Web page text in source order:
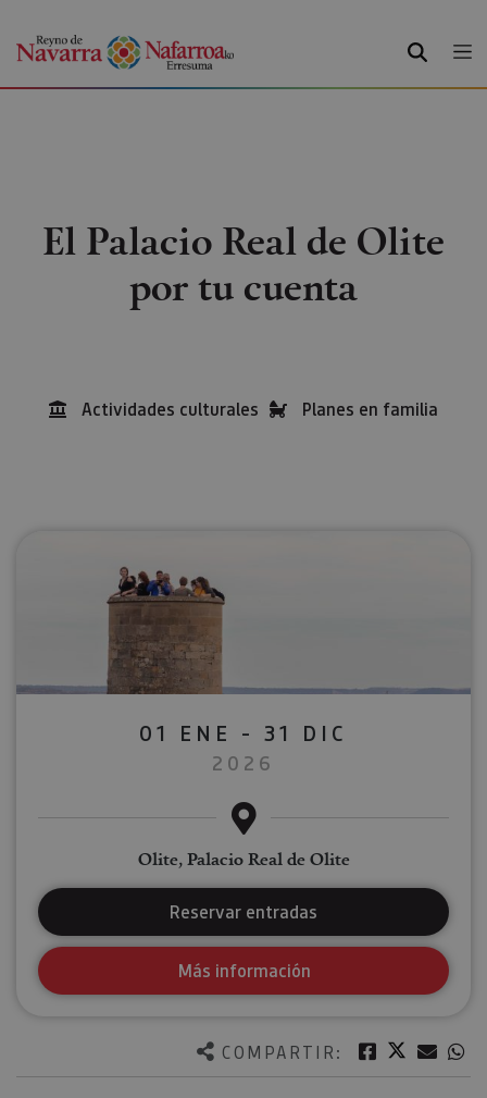
BUSCAR
El Palacio Real de Olite
por tu cuenta
Actividades culturales Planes en familia
COMPARTIR: Facebook
Twitter
01 ENE - 31 DIC
2026
Olite, Palacio Real de Olite
Reservar entradas
Más información